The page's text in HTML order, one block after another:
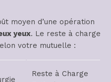
moyen d’une opération
yeux. Le reste à charge
votre mutuelle :
Reste à Charge